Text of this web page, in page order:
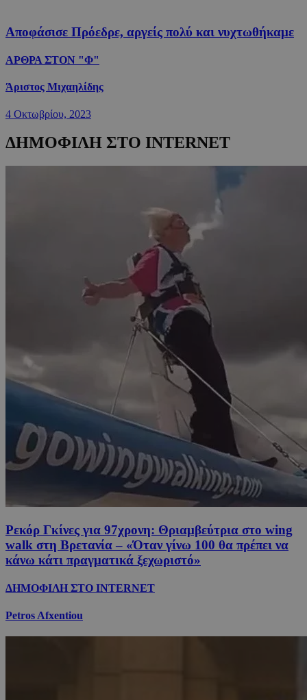
Αποφάσισε Πρόεδρε, αργείς πολύ και νυχτωθήκαμε
ΑΡΘΡΑ ΣΤΟΝ "Φ"
Άριστος Μιχαηλίδης
4 Οκτωβρίου, 2023
ΔΗΜΟΦΙΛΗ ΣΤΟ INTERNET
Ρεκόρ Γκίνες για 97χρονη: Θριαμβεύτρια στο wing
walk στη Βρετανία – «Όταν γίνω 100 θα πρέπει να
κάνω κάτι πραγματικά ξεχωριστό»
ΔΗΜΟΦΙΛΗ ΣΤΟ INTERNET
Petros Afxentiou